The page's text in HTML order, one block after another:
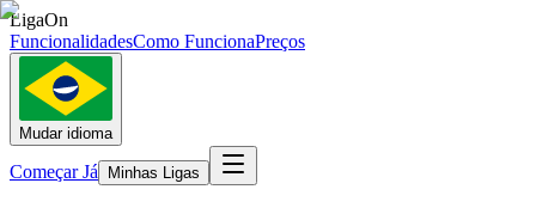
LigaOn
FuncionalidadesComo FuncionaPreços
Mudar idioma
Começar Já Minhas Ligas